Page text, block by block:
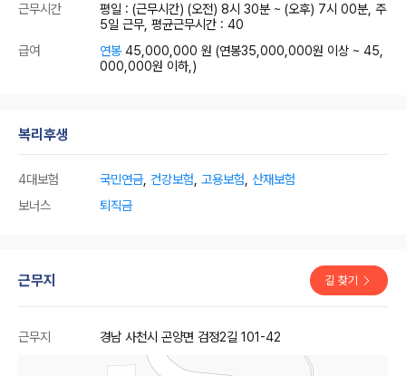
근무시간
평일 : (근무시간) (오전) 8시 30분 ~ (오후) 7시 00분, 주
5일 근무, 평균근무시간 : 40
급여
연봉 45,000,000 원 (연봉35,000,000원 이상 ~ 45,
000,000원 이하,)
복리후생
4대보험 국민연금 건강보험 고용보험 산재보험
보너스
퇴직금
근무지 길 찾기
근무지 경남 사천시 곤양면 검정2길 101-42